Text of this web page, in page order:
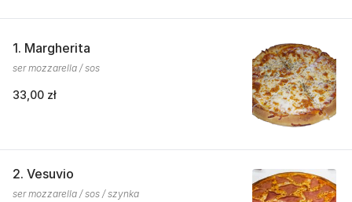
1. Margherita
ser mozzarella / sos
33,00 zł
2. Vesuvio
ser mozzarella / sos / szynka